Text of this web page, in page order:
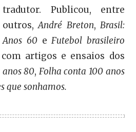
tradutor. Publicou, entre
outros,André Breton, Brasil:
Anos 60eFutebol brasileiro
artigos e ensaios dos
anos 80, Folha conta 100 anos
que sonhamos.